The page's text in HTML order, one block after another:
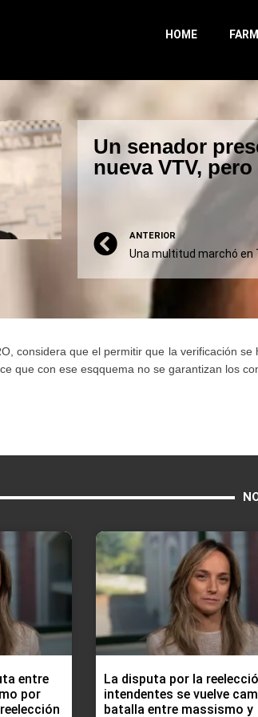
HOME
Un senador
nueva VTV,
ANTERIOR
considera que el permitir que la verificación
que con ese esqquema no se garantizan los
entre
por
La disputa por la
intendentes se vuelve
batalla entre massismo y